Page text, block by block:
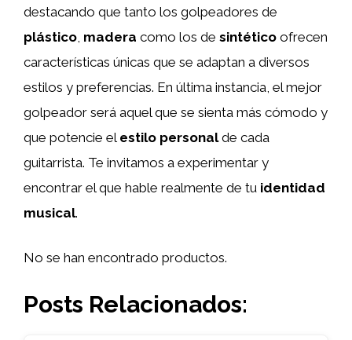
destacando que tanto los golpeadores de
plástico madera como los de sintético ofrecen
características únicas que se adaptan a diversos
estilos y preferencias. En última instancia, el mejor
golpeador será aquel que se sienta más cómodo y
que potencie el estilo personalde cada
guitarrista. Te invitamos a experimentar y
encontrar el que hable realmente de tu identidad
musical.
No se han encontrado productos.
Posts Relacionados: